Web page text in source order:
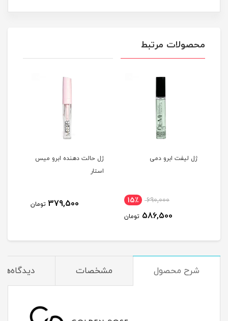
محصولات مرتبط
ژل لیفت ابرو دمی
690,000 15٪
586,500 تومان
ژل حالت دهنده ابرو میس
استار
379,500 تومان
شرح محصول مشخصات دیدگاه‌ها